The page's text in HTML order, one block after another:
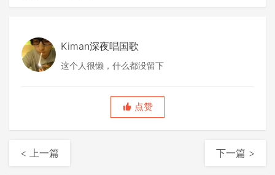
Kiman深夜唱国歌
这个人很懒，什么都没留下
点赞
< 上一篇 下一篇 >